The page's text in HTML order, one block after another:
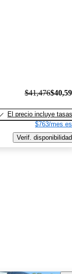
$41,476
El precio incluye tasas
$763/mes
Verif. disponibilidad